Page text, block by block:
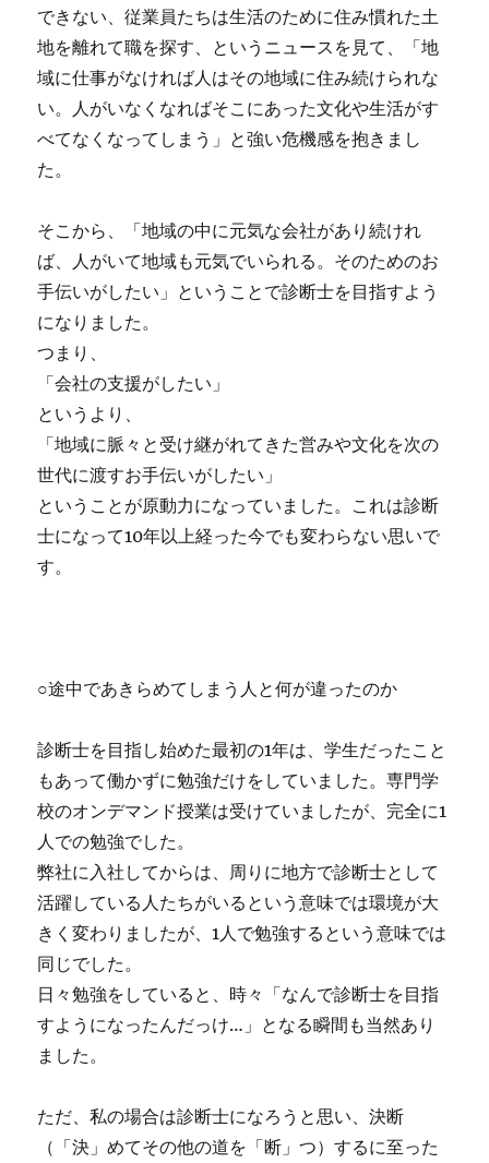
できない、従業員たちは生活のために住み慣れた土
地を離れて職を探す、というニュースを見て、「地
域に仕事がなければ人はその地域に住み続けられな
い。人がいなくなればそこにあった文化や生活がす
べてなくなってしまう」と強い危機感を抱きまし
た。
そこから、「地域の中に元気な会社があり続けれ
ば、人がいて地域も元気でいられる。そのためのお
手伝いがしたい」ということで診断士を目指すよう
になりました。
つまり、
「会社の支援がしたい」
というより、
「地域に脈々と受け継がれてきた営みや文化を次の
世代に渡すお手伝いがしたい」
ということが原動力になっていました。これは診断
士になって10年以上経った今でも変わらない思いで
す。
○途中であきらめてしまう人と何が違ったのか
診断士を目指し始めた最初の1年は、学生だったこと
もあって働かずに勉強だけをしていました。専門学
校のオンデマンド授業は受けていましたが、完全に1
人での勉強でした。
弊社に入社してからは、周りに地方で診断士として
活躍している人たちがいるという意味では環境が大
きく変わりましたが、1人で勉強するという意味では
同じでした。
日々勉強をしていると、時々「なんで診断士を目指
すようになったんだっけ…」となる瞬間も当然あり
ました。
ただ、私の場合は診断士になろうと思い、決断
（「決」めてその他の道を「断」つ）するに至った